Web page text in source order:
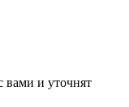
вами и уточнят